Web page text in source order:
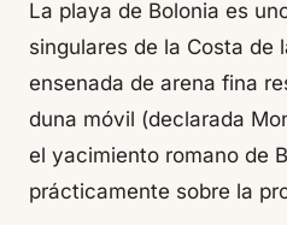
La playa de Bolonia es
singulares de la Costa de
ensenada de arena fina
duna móvil (declarada
el yacimiento romano de
prácticamente sobre la